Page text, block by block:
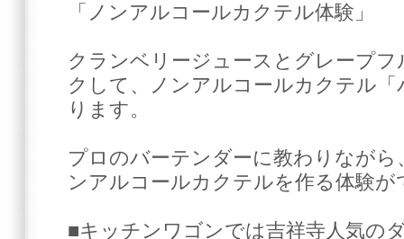
「ノンアルコールカクテル体験」
クランベリージュースとグレープ
クして、ノンアルコールカクテル
ります。
プロのバーテンダーに教わりなが
ンアルコールカクテルを作る体験が
■キッチンワゴンでは吉祥寺人気の